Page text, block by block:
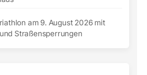
am 9. August 2026 mit
Straßensperrungen